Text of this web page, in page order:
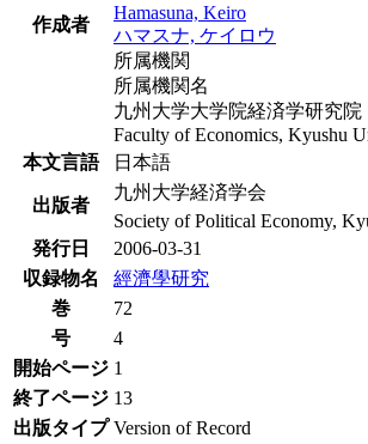
作成者
Hamasuna, Keiro
ハマスナ, ケイロウ
所属機関
所属機関名
九州大学大学院経済学研究院
Faculty of Economics, Kyushu
本文言語
日本語
出版者
九州大学経済学会
Society of Political Economy,
発行日
2006-03-31
収録物名
經濟學研究
巻
72
号
4
開始ページ 1
終了ページ 13
出版タイプ Version of Record